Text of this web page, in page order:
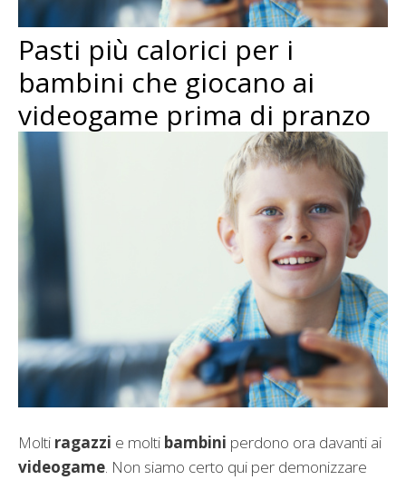
Pasti più calorici per i
bambini che giocano ai
videogame prima di pranzo
Molti ragazzi e molti bambini perdono ora davanti ai
videogame. Non siamo certo qui per demonizzare